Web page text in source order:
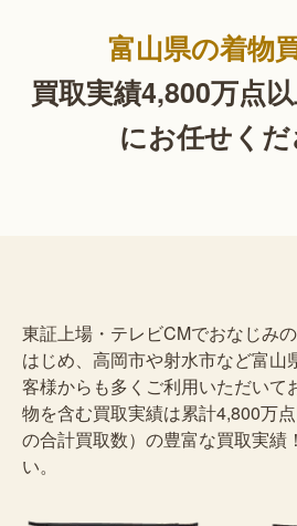
富山県の着物
買取実績4,800万点
にお任せくだ
東証上場・テレビCMでおなじみ
はじめ、高岡市や射水市など富山
客様からも多くご利用いただいて
物を含む買取実績は累計4,800万
の合計買取数）の豊富な買取実績
い。